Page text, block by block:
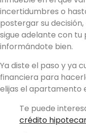
incertidumbres o
postergar su
sigue adelante con tu
informándote bien.
Ya diste el paso y ya
financiera para
elijas el apartamento
Te puede
crédito